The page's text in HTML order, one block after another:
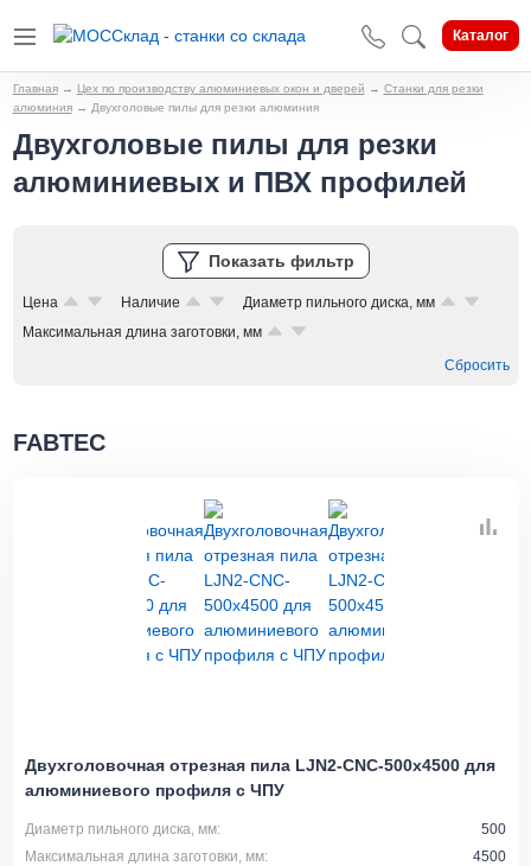
Каталог
Главная → Цех по производству алюминиевых окон и дверей → Станки для резки
алюминия → Двухголовые пилы для резки алюминия
Двухголовые пилы для резки
алюминиевых и ПВХ профилей
Показать фильтр
Цена Наличие
Диаметр пильного диска, мм
Максимальная длина заготовки, мм
Сбросить
FABTEC
Двухголовочная отрезная пила LJN2-CNC-500x4500 для
алюминиевого профиля с ЧПУ
Диаметр пильного диска, мм:
500
Максимальная длина заготовки, мм:
4500